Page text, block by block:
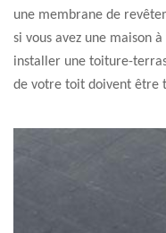
une membrane de
si vous avez une maison
installer une toiture-
de votre toit doivent être